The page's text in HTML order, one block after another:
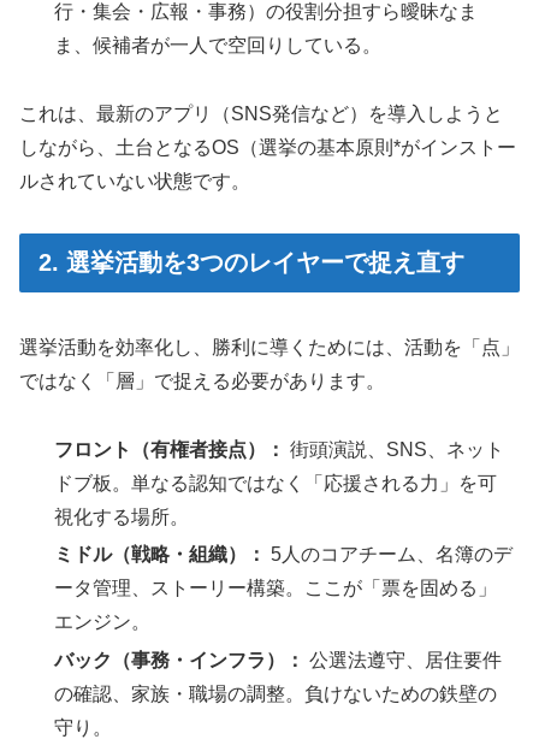
行・集会・広報・事務）の役割分担すら曖昧なま
ま、候補者が一人で空回りしている。
これは、最新のアプリ（SNS発信など）を導入しようと
しながら、土台となるOS（選挙の基本原則*がインストー
ルされていない状態です。
2. 選挙活動を3つのレイヤーで捉え直す
選挙活動を効率化し、勝利に導くためには、活動を「点」
ではなく「層」で捉える必要があります。
フロント（有権者接点）： 街頭演説、SNS、ネット
ドブ板。単なる認知ではなく「応援される力」を可
視化する場所。
ミドル（戦略・組織）： 5人のコアチーム、名簿のデ
ータ管理、ストーリー構築。ここが「票を固める」
エンジン。
バック（事務・インフラ）： 公選法遵守、居住要件
の確認、家族・職場の調整。負けないための鉄壁の
守り。